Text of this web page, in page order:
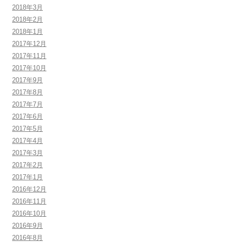
2018年3月
2018年2月
2018年1月
2017年12月
2017年11月
2017年10月
2017年9月
2017年8月
2017年7月
2017年6月
2017年5月
2017年4月
2017年3月
2017年2月
2017年1月
2016年12月
2016年11月
2016年10月
2016年9月
2016年8月